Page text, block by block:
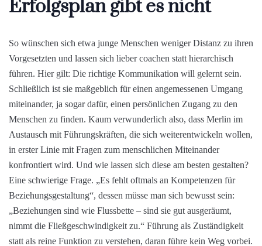
Vorgesetzten und lassen sich lieber coachen statt hierarchisch
führen. Hier gilt: Die richtige Kommunikation will gelernt sein.
Schließlich ist sie maßgeblich für einen angemessenen Umgang
miteinander, ja sogar dafür, einen persönlichen Zugang zu den
Menschen zu finden. Kaum verwunderlich also, dass Merlin im
Austausch mit Führungskräften, die sich weiterentwickeln wollen,
in erster Linie mit Fragen zum menschlichen Miteinander
konfrontiert wird. Und wie lassen sich diese am besten gestalten?
Eine schwierige Frage. „Es fehlt oftmals an Kompetenzen für
Beziehungsgestaltung“, dessen müsse man sich bewusst sein:
„Beziehungen sind wie Flussbette – sind sie gut ausgeräumt,
nimmt die Fließgeschwindigkeit zu.“ Führung als Zuständigkeit
statt als reine Funktion zu verstehen, daran führe kein Weg vorbei.
„Die Fachkompetenz der Führung ist die Arbeit am Menschen: